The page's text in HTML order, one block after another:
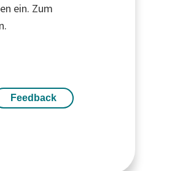
ein. Zum
Feedback